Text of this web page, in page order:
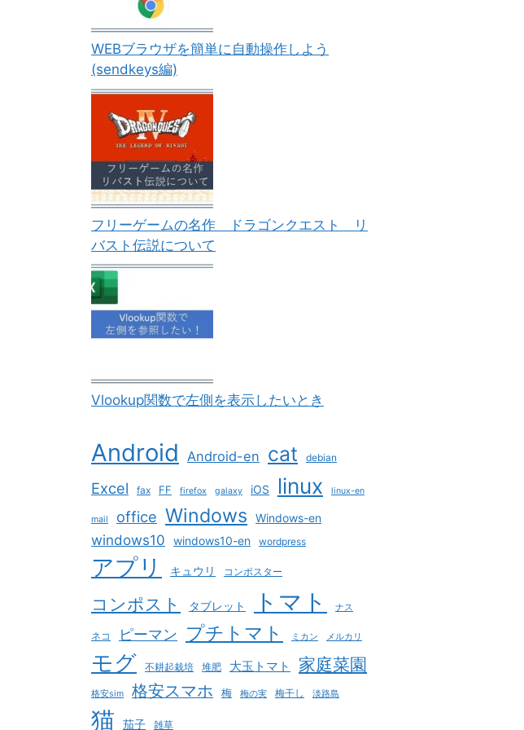
WEBブラウザを簡単に自動操作しよう
(sendkeys編)
フリーゲームの名作 ドラゴンクエスト リ
バスト伝説について
Vlookup関数で左側を表示したいとき
Android Android-en cat debian
Excel fax FF firefox galaxy iOS linux linux-en
mail office Windows Windows-en
windows10 windows10-en wordpress
アプリ キュウリ コンポスター
コンポスト タブレット トマト ナス
ネコ ピーマン プチトマト ミカン メルカリ
モグ 不耕起栽培 堆肥 大玉トマト 家庭菜園
格安sim 格安スマホ 梅 梅の実 梅干し 淡路島
猫 茄子 雑草